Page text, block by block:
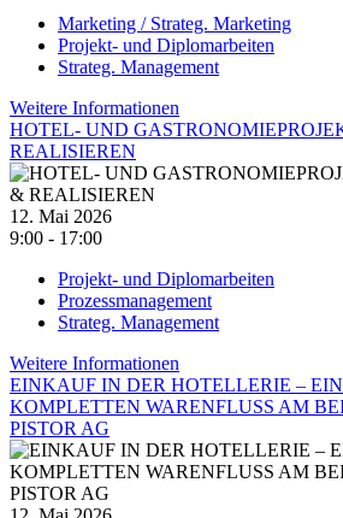
Marketing / Strateg. Marketing
Projekt- und Diplomarbeiten
Strateg. Management
Weitere Informationen
HOTEL- UND
REALISIEREN
12. Mai 2026
9:00 - 17:00
Projekt- und Diplomarbeiten
Prozessmanagement
Strateg. Management
Weitere Informationen
EINKAUF IN DER HOTELLERIE –
KOMPLETTEN WARENFLUSS AM
PISTOR AG